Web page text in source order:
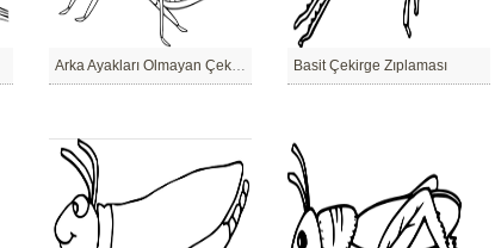
Arka Ayakları Olmayan Çekirge Basit Çekirge Zıplaması